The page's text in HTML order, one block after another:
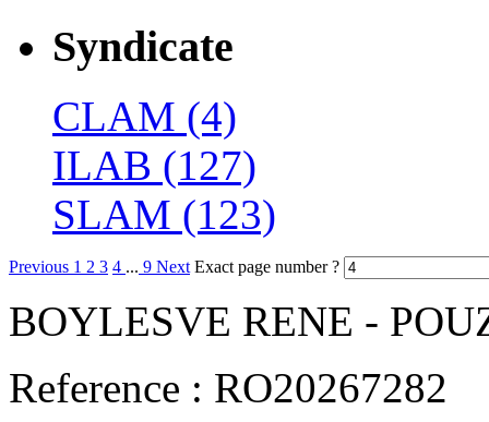
Syndicate
CLAM (4)
ILAB (127)
SLAM (123)
Previous 1 2 3 4 ... 9 Next Exact page number ?
‎BOYLESVE RENE -
Reference : RO20267282